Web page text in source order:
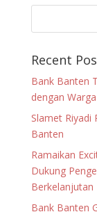
Recent
Bank Banten
dengan
Slamet Riyadi
Banten
Ramaikan
Dukung
Berkelanjutan
Bank Banten